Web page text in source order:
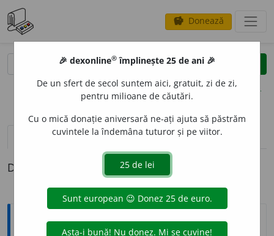
savings Donează
clear
opțiuni
definiții (1) pronunțievolume_up (3)
Definiția cu ID-ul 903861:
Explicative DEX
🎉 dexonline® împlinește 25 de ani 🎉
De un sfert de secol suntem aici, gratuit, zi de zi,
pentru milioane de căutări.
Cu o mică donație aniversară ne-ați ajuta să păstrăm
cuvintele la îndemâna tuturor și pe viitor.